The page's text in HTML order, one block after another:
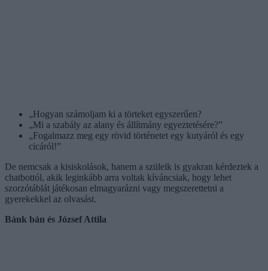
„Hogyan számoljam ki a törteket egyszerűen?
„Mi a szabály az alany és állítmány egyeztetésére?”
„Fogalmazz meg egy rövid történetet egy kutyáról és egy
cicáról!”
De nemcsak a kisiskolások, hanem a szüleik is gyakran kérdeztek a
chatbottól, akik leginkább arra voltak kíváncsiak, hogy lehet
szorzótáblát játékosan elmagyarázni vagy megszerettetni a
gyerekekkel az olvasást.
Bánk bán és József Attila